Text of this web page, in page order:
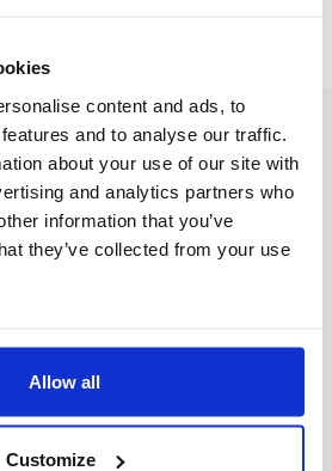
content and ads, to
and to analyse our traffic.
about your use of our site with
and analytics partners who
information that you’ve
they’ve collected from your use
Allow all
Customize
L’Industrie Recrute !
métiers très variés, parmi
automatisme, gestion de